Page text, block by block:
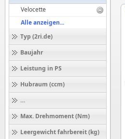
Velocette
Alle anzeigen...
Typ (2ri.de)
Baujahr
Leistung in PS
Hubraum (ccm)
Höchstgeschwindigkeit (km/h)
Max. Drehmoment (Nm)
Leergewicht fahrbereit (kg)